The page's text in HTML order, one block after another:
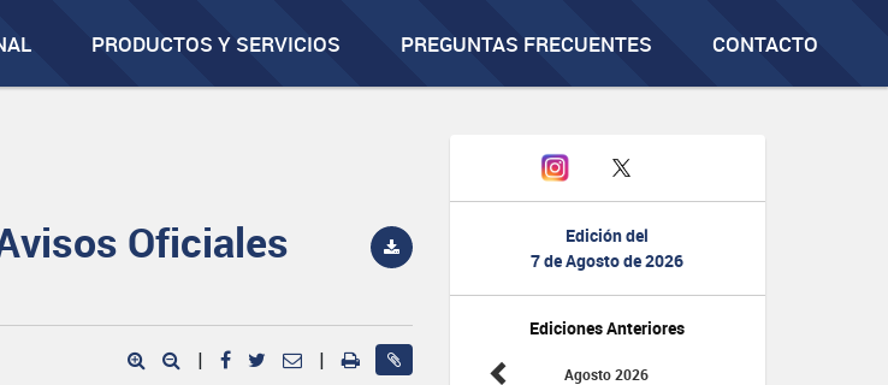
PRODUCTOS Y SERVICIOS PREGUNTAS FRECUENTES CONTACTO
Edición del
7 de Agosto de 2026
Ediciones Anteriores
Agosto 2026
Oficiales
| |